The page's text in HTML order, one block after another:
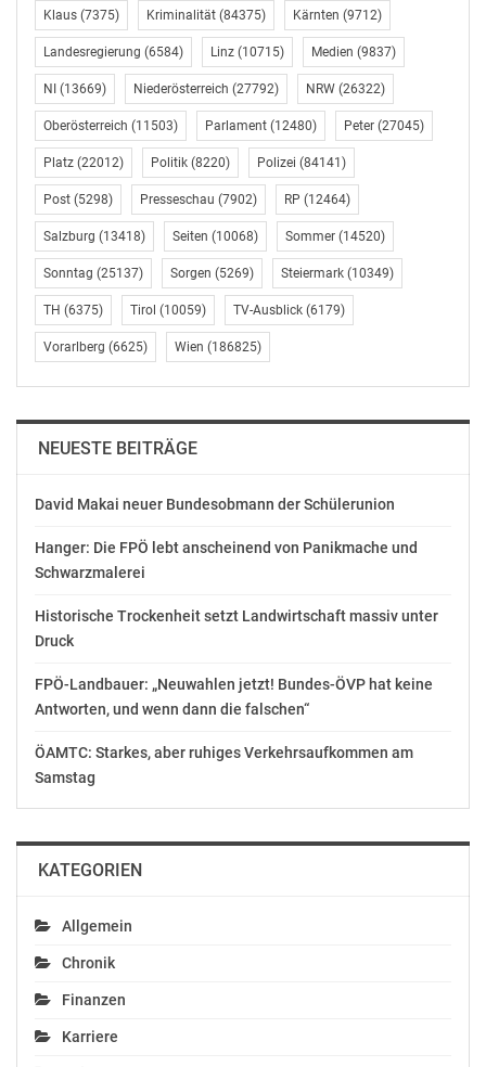
ausgesetzt, Gebietsbeschränkungen auferlegt. Das ist
schikanös, bösartig und verletzt grundlegende
Persönlichkeitsrechte. Das dulden wir nicht!“, erklärt
Christian Oxonitsch.
„Ganz besonders dulden wir nicht, wenn Kindern
strukturelle Gewalt angetan wird. Diese Kinder die
2015, 2016, 2017 gekommen sind und immer noch
kommen, weil in ihrer Heimat ein mörderischer Krieg
herrscht, die sind keine Verbrecher. Diese Kinder sind
nicht illegal oder eine ungebührliche Belastung. Diese
Kinder sind Kinder.“, so Oxonitsch.
Österreichische Kinderfreunde
Tel.: 01/5121298-60, 0650/6626620
karin.blum@kinderfreunde.at
AUSSCHLIESSLICHER INHALTLICHER VERANTWORTUNG
DES AUSSENDERS. www.ots.at
der jeweilige Aussender
Gefällt mir:
Ähnliche Beiträge
Kinderfreunde
unterstützen
Kommission
Bericht der Kinderwohl-
Kommission unter
Griss zeigt den akuten
Klaus (7375) Kriminalität (84375) Kärnten (9712)
Landesregierung (6584) Linz (10715) Medien (9837)
NI (13669) Niederösterreich (27792) NRW (26322)
Oberösterreich (11503) Parlament (12480) Peter (27045)
Platz (22012) Politik (8220) Polizei (84141)
Post (5298) Presseschau (7902) RP (12464)
Salzburg (13418) Seiten (10068) Sommer (14520)
Sonntag (25137) Sorgen (5269) Steiermark (10349)
TH (6375) Tirol (10059) TV-Ausblick (6179)
Vorarlberg (6625) Wien (186825)
NEUESTE BEITRÄGE
David Makai neuer Bundesobmann der Schülerunion
Hanger: Die FPÖ lebt anscheinend von Panikmache und
Schwarzmalerei
Historische Trockenheit setzt Landwirtschaft massiv unter
Druck
FPÖ-Landbauer: „Neuwahlen jetzt! Bundes-ÖVP hat keine
Antworten, und wenn dann die falschen“
ÖAMTC: Starkes, aber ruhiges Verkehrsaufkommen am
Samstag
KATEGORIEN
Allgemein
Chronik
Finanzen
Karriere